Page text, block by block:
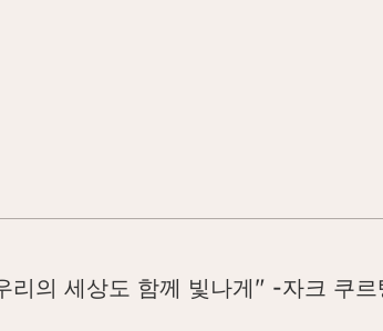
리의 세상도 함께 빛나게" -자크 쿠